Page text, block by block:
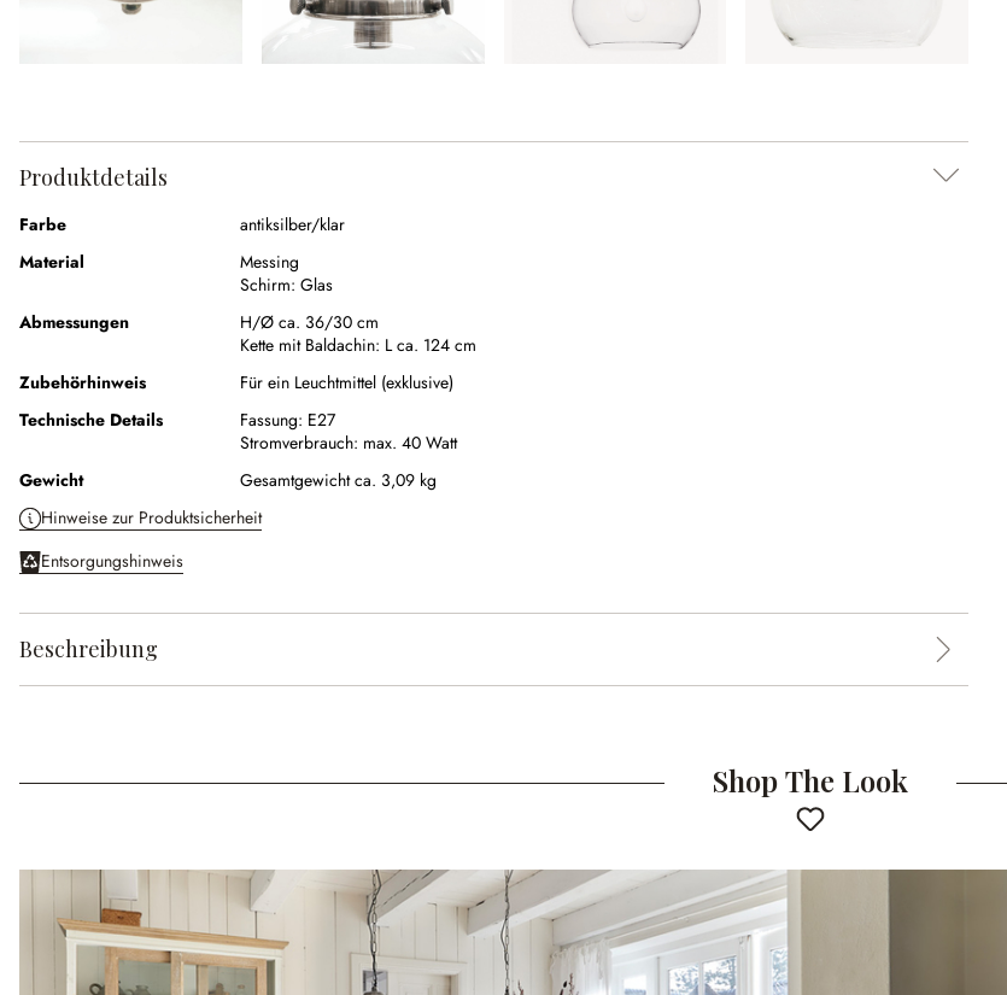
Produktdetails
Farbe
antiksilber/klar
Material
Messing
Schirm: Glas
Abmessungen
H/Ø ca. 36/30 cm
Kette mit Baldachin: L ca. 124 cm
Zubehörhinweis
Für ein Leuchtmittel (exklusive)
Technische Details
Fassung: E27
Stromverbrauch: max. 40 Watt
Gewicht
Gesamtgewicht ca. 3,09 kg
Hinweise zur Produktsicherheit
Entsorgungshinweis
Beschreibung
Shop The Look